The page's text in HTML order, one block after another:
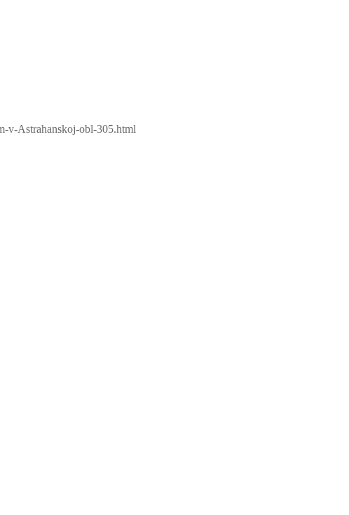
v-Astrahanskoj-obl-305.html